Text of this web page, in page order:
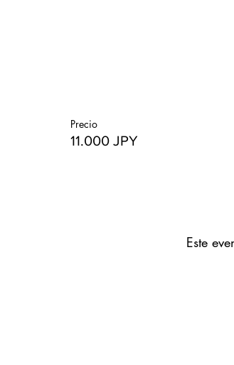
Precio
11.000 JPY
Este